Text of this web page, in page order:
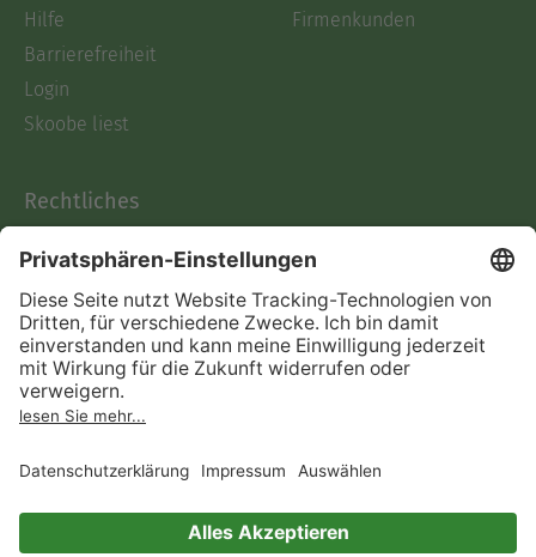
Hilfe
Barrierefreiheit
Login
Skoobe liest
Firmenkunden
Rechtliches
AGB
Informationen nach Data
Act
Verträge hier kündigen
Impressum